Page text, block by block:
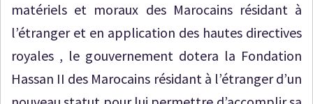
matériels et moraux des Marocains résidant à
l’étranger et en application des hautes directives
royales , le gouvernement dotera la Fondation
Hassan II des Marocains résidant à l’étranger d’un